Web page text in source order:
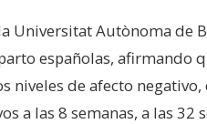
Universitat Autònoma de
españolas, afirmando
niveles de afecto
a las 8 semanas, a las 32